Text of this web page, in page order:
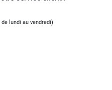
lundi au vendredi)